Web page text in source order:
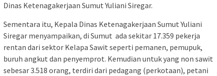
Dinas Ketenagakerjaan Sumut Yuliani Siregar.
Sementara itu, Kepala Dinas Ketenagakerjaan Sumut Yuliani
Siregar menyampaikan, di Sumut ada sekitar 17.359 pekerja
rentan dari sektor Kelapa Sawit seperti pemanen, pemupuk,
buruh angkut dan penyemprot. Kemudian untuk yang non sawit
sebesar 3.518 orang, terdiri dari pedagang (perkotaan), petani